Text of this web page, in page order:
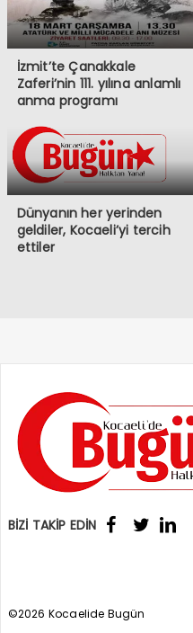
İzmit’te Çanakkale
Zaferi’nin 111. yılına anlamlı
anma programı
Dünyanın her yerinden
geldiler, Kocaeli’yi tercih
ettiler
BİZİ TAKİP EDİN
©2026 Kocaelide Bugün